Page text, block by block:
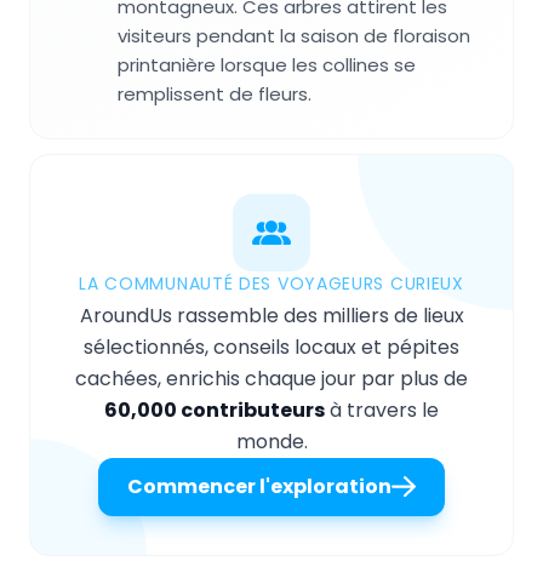
montagneux. Ces arbres attirent les
visiteurs pendant la saison de floraison
printanière lorsque les collines se
remplissent de fleurs.
LA COMMUNAUTÉ DES VOYAGEURS CURIEUX
AroundUs rassemble des milliers de lieux
sélectionnés, conseils locaux et pépites
cachées, enrichis chaque jour par plus de
60,000 contributeursà travers le
monde.
Commencer l'exploration